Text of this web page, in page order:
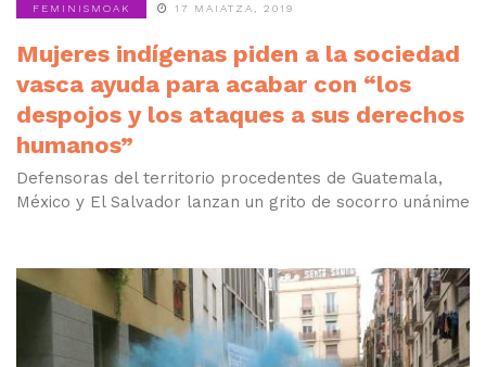
FEMINISMOAK 17 MAIATZA, 2019
Mujeres indígenas piden a la sociedad
vasca ayuda para acabar con “los
despojos y los ataques a sus derechos
humanos”
Defensoras del territorio procedentes de Guatemala,
México y El Salvador lanzan un grito de socorro unánime